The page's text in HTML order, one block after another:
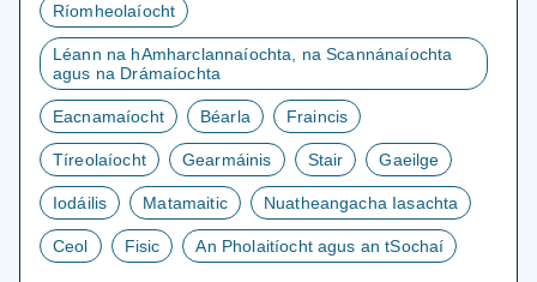
Ríomheolaíocht
Léann na hAmharclannaíochta, na Scannánaíochta
agus na Drámaíochta
Eacnamaíocht Béarla Fraincis
Tíreolaíocht Gearmáinis Stair Gaeilge
Iodáilis Matamaitic Nuatheangacha Iasachta
Ceol Fisic An Pholaitíocht agus an tSochaí